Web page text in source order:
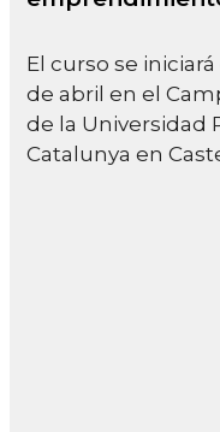
El curso se
de abril en el
de la Universidad
Catalunya en